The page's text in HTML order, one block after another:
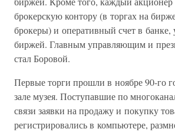
брокерскую контору (в торгах на
брокеры) и оперативный счет в
биржей. Главным управляющим и
стал Боровой.
Первые торги прошли в ноябре 90-го
зале музея. Поступавшие по
связи заявки на продажу и покупку
регистрировались в компьютере,